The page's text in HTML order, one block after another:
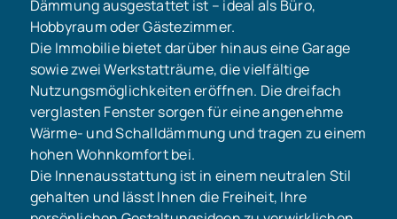
Dämmung ausgestattet ist – ideal als Büro,
Hobbyraum oder Gästezimmer.
Die Immobilie bietet darüber hinaus eine Garage
sowie zwei Werkstatträume, die vielfältige
Nutzungsmöglichkeiten eröffnen. Die dreifach
verglasten Fenster sorgen für eine angenehme
Wärme- und Schalldämmung und tragen zu einem
hohen Wohnkomfort bei.
Die Innenausstattung ist in einem neutralen Stil
gehalten und lässt Ihnen die Freiheit, Ihre